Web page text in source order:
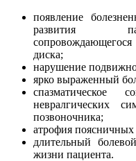
появление
развития
диска;
нарушение
ярко выраженный
спазматическое
невралгических
позвоночника;
атрофия
длительный
жизни пациента.